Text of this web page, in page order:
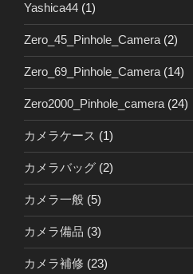
Yashica44 (1)
Zero_45_Pinhole_Camera (2)
Zero_69_Pinhole_Camera (14)
Zero2000_Pinhole_camera (24)
カメラケース (1)
カメラバッグ (2)
カメラ一般 (5)
カメラ備品 (3)
カメラ補修 (23)